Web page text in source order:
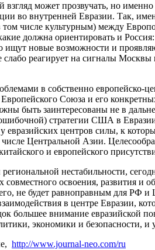
взгляд может прозвучать, но
во внутренней Евразии. Так,
числе культурным) между
должна ориентировать и
новые возможности и
реагирует на сигналы
в собственно европейско-
Союза и его
быть заинтересованы не в
стратегии США в
евразийских центров силы, к
Центральной Азии.
и европейского
нестабильности,
совместного освоения,
не будет равноправным для РФ
в центре Евразии,
большее внимание евразийской
экономики и безопасности, и
http://www.journal-neo.com/ru